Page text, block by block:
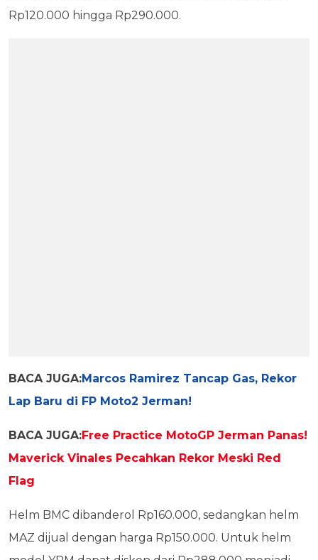
Rp120.000 hingga Rp290.000.
BACA JUGA:Marcos Ramirez Tancap Gas, Rekor
Lap Baru di FP Moto2 Jerman!
BACA JUGA:Free Practice MotoGP Jerman Panas!
Maverick Vinales Pecahkan Rekor Meski Red
Flag
Helm BMC dibanderol Rp160.000, sedangkan helm
MAZ dijual dengan harga Rp150.000. Untuk helm